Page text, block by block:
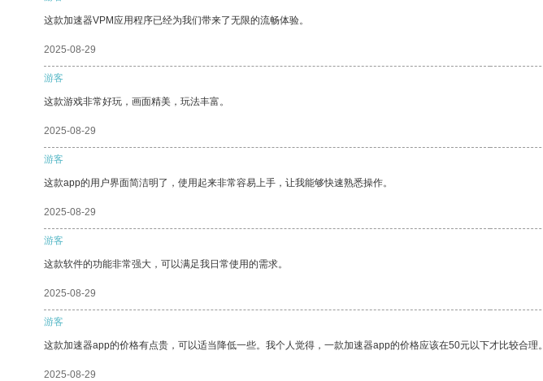
这款加速器VPM应用程序已经为我们带来了无限的流畅体验。
2025-08-29
游客
这款游戏非常好玩，画面精美，玩法丰富。
2025-08-29
游客
这款app的用户界面简洁明了，使用起来非常容易上手，让我能够快速熟悉操作。
2025-08-29
游客
这款软件的功能非常强大，可以满足我日常使用的需求。
2025-08-29
游客
这款加速器app的价格有点贵，可以适当降低一些。我个人觉得，一款加速器app的价格应该在50元以下才比较合理。
2025-08-29